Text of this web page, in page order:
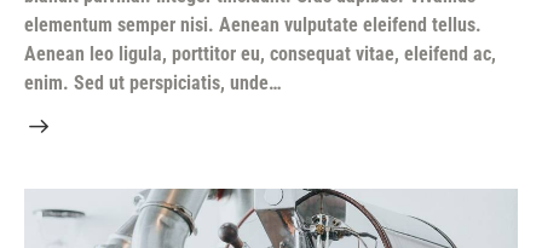
elementum semper nisi. Aenean vulputate eleifend tellus.
Aenean leo ligula, porttitor eu, consequat vitae, eleifend ac,
enim. Sed ut perspiciatis, unde…